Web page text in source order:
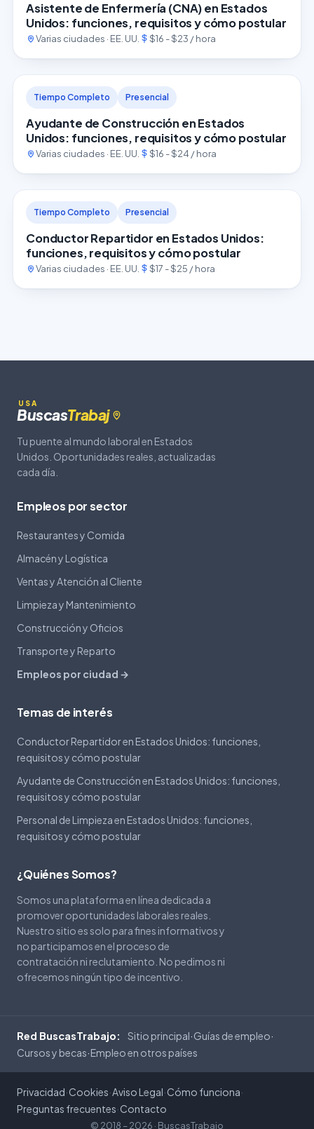
Asistente de Enfermería (CNA) en Estados
Unidos: funciones, requisitos y cómo postular
Varias ciudades · EE. UU. $16 - $23 / hora
Tiempo Completo Presencial
Ayudante de Construcción en Estados
Unidos: funciones, requisitos y cómo postular
Varias ciudades · EE. UU. $16 - $24 / hora
Tiempo Completo Presencial
Conductor Repartidor en Estados Unidos:
funciones, requisitos y cómo postular
Varias ciudades · EE. UU. $17 - $25 / hora
USA
BuscasTrabaj
Tu puente al mundo laboral en Estados
Unidos. Oportunidades reales, actualizadas
cada día.
Empleos por sector
Restaurantes y Comida
Almacén y Logística
Ventas y Atención al Cliente
Limpieza y Mantenimiento
Construcción y Oficios
Transporte y Reparto
Empleos por ciudad →
Temas de interés
Conductor Repartidor en Estados Unidos: funciones,
requisitos y cómo postular
Ayudante de Construcción en Estados Unidos: funciones,
requisitos y cómo postular
Personal de Limpieza en Estados Unidos: funciones,
requisitos y cómo postular
¿Quiénes Somos?
Somos una plataforma en línea dedicada a
promover oportunidades laborales reales.
Nuestro sitio es solo para fines informativos y
no participamos en el proceso de
contratación ni reclutamiento. No pedimos ni
ofrecemos ningún tipo de incentivo.
Red BuscasTrabajo: Sitio principal·Guías de empleo·
Cursos y becas·Empleo en otros países
Privacidad·Cookies·Aviso Legal·Cómo funciona·
Preguntas frecuentes·Contacto
© 2018 – 2026 · BuscasTrabajo